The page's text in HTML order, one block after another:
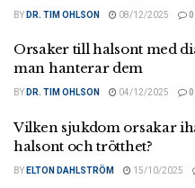
BY DR. TIM OHLSON 08/12/2025 0
Orsaker till halsont med
man hanterar dem
BY DR. TIM OHLSON 04/12/2025 0
Vilken sjukdom orsakar
halsont och trötthet?
BY ELTON DAHLSTRÖM 15/10/2025